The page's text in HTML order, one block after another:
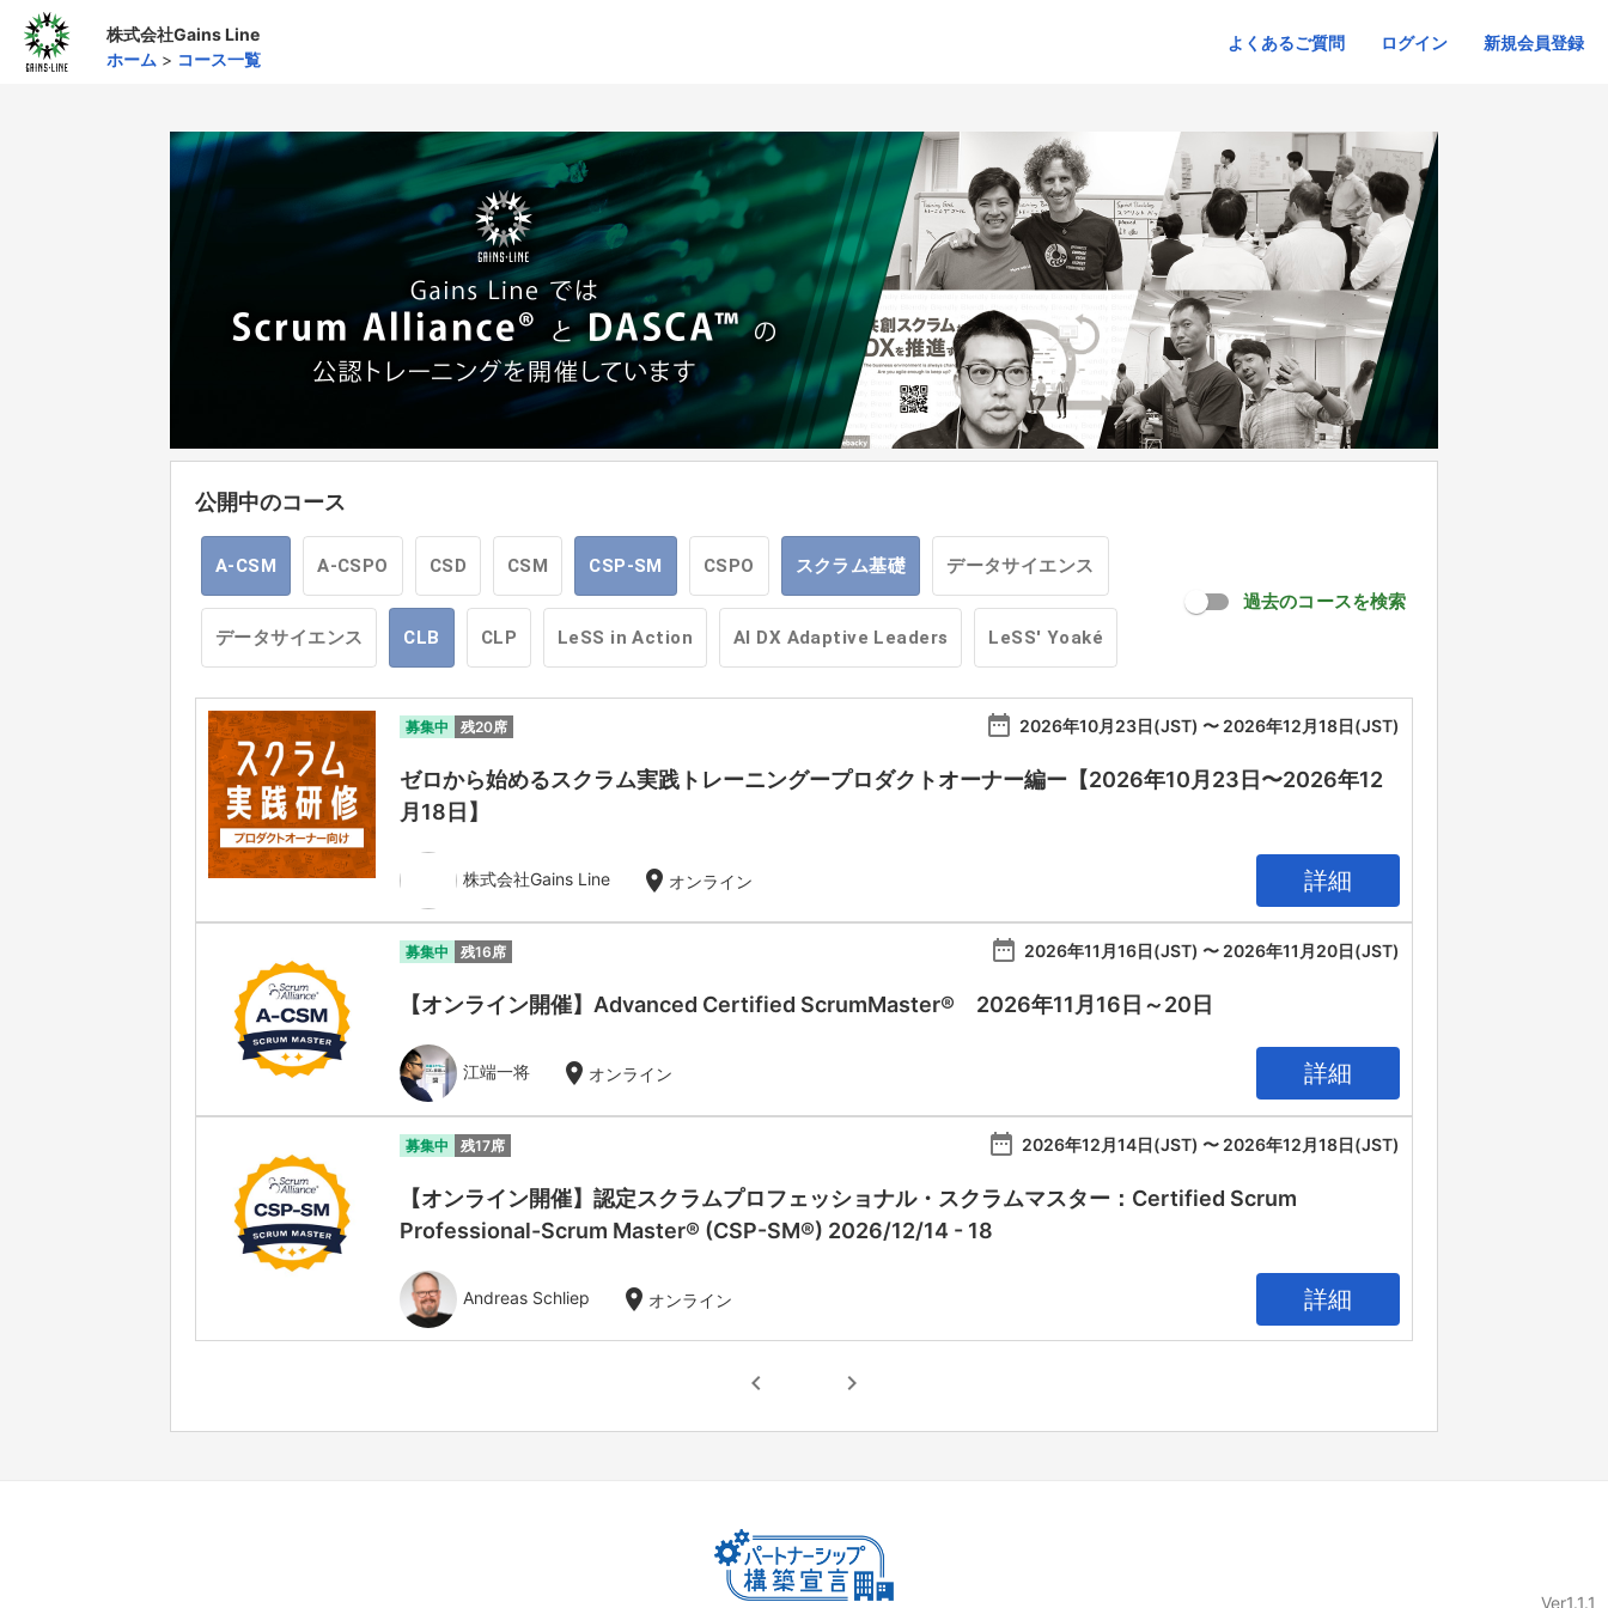
株式会社Gains Line
ホーム > コース一覧
よくあるご質問 ログイン 新規会員登録
公開中のコース
A-CSM A-CSPO CSD CSM CSP-SM CSPO スクラム基礎 データサイエンス
データサイエンス CLB CLP LeSS in Action AI DX Adaptive Leaders LeSS' Yoaké
過去のコースを検索
募集中 残20席 date_range 2026年10月23日(JST) 〜 2026年12月18日(JST)
ゼロから始めるスクラム実践トレーニングープロダクトオーナー編ー【2026年10月23日〜2026年12
月18日】
株式会社Gains Line location_on オンライン 詳細
募集中 残16席 date_range 2026年11月16日(JST) 〜 2026年11月20日(JST)
【オンライン開催】Advanced Certified ScrumMaster® 2026年11月16日～20日
江端一将 location_on オンライン 詳細
募集中 残17席 date_range 2026年12月14日(JST) 〜 2026年12月18日(JST)
【オンライン開催】認定スクラムプロフェッショナル・スクラムマスター：Certified Scrum
Professional-Scrum Master® (CSP-SM®) 2026/12/14 - 18
Andreas Schliep location_on オンライン 詳細
chevron_left chevron_right
Ver1.1.1